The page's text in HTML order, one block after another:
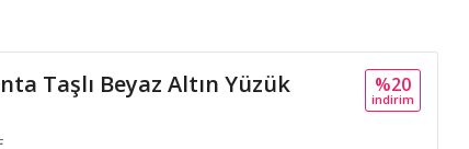
Taşlı Beyaz Altın Yüzük %20
i̇ndi̇ri̇m